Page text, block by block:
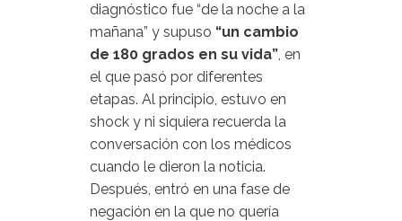
diagnóstico fue “de la noche a la
mañana” y supuso “un cambio
de 180 grados en su vida”, en
el que pasó por diferentes
etapas. Al principio, estuvo en
shock y ni siquiera recuerda la
conversación con los médicos
cuando le dieron la noticia.
Después, entró en una fase de
negación en la que no quería